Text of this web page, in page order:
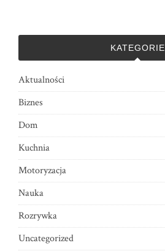
KATEGORIE
Aktualności
Biznes
Dom
Kuchnia
Motoryzacja
Nauka
Rozrywka
Uncategorized